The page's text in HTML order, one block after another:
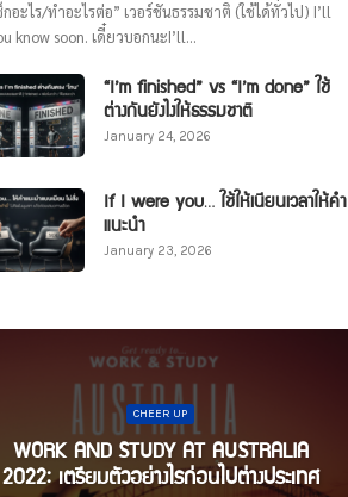
กอะไร/ทำอะไรต่อ” เวอร์ชันธรรมชาติ (ใช้ได้ทั่วไป) I’ll
know soon. เดี๋ยวบอกนะI’ll...
“I’m finished” vs “I’m done” ใช้
ต่างกันยังไงให้ธรรมชาติ
January 24, 2026
If I were you… ใช้ให้เนียนเวลาให้คำ
แนะนำ
January 23, 2026
CHEER UP
WORK AND STUDY AT AUSTRALIA
2022: เตรียมตัวอย่างไรก่อนไปต่างประเทศ